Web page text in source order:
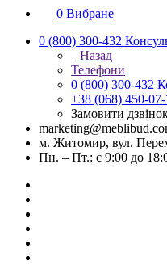
0 Вибране
0 (800) 300-432
Назад
Телефони
0 (800) 300-432
+38 (068) 450-
Замовити
м. Житомир, вул.
Пн. – Пт.: с 9:00 до